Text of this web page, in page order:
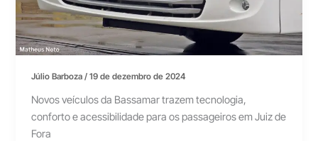
Júlio Barboza/19 de dezembro de 2024
Novos veículos da Bassamar trazem tecnologia,
conforto e acessibilidade para os passageiros em Juiz de
Fora